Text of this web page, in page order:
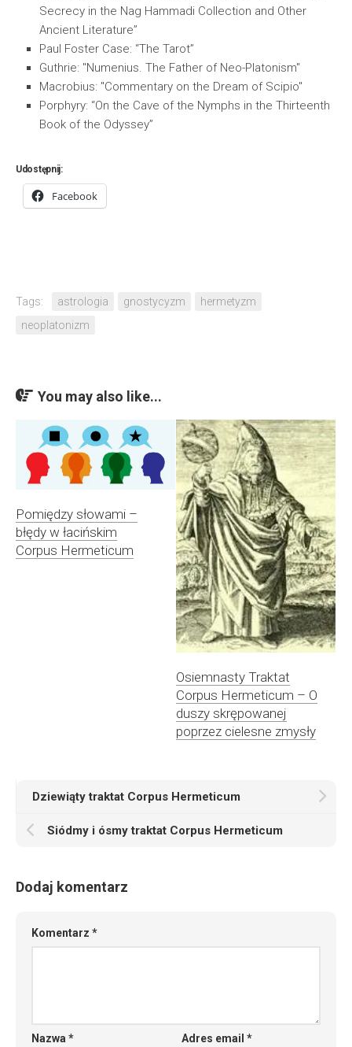
Secrecy in the Nag Hammadi Collection and Other
Ancient Literature”
Paul Foster Case: “The Tarot”
Guthrie: "Numenius. The Father of Neo-Platonism"
Macrobius: "Commentary on the Dream of Scipio"
Porphyry: “On the Cave of the Nymphs in the Thirteenth
Book of the Odyssey”
Udostępnij:
Facebook
Tags: astrologia gnostycyzm
hermetyzm
neoplatonizm
You may also like...
Pomiędzy słowami –
błędy w łacińskim
Corpus Hermeticum
Osiemnasty Traktat
Corpus Hermeticum – O
duszy skrępowanej
poprzez cielesne zmysły
Dziewiąty traktat Corpus Hermeticum
Siódmy i ósmy traktat Corpus Hermeticum
Dodaj komentarz
Komentarz *
Nazwa * Adres email*